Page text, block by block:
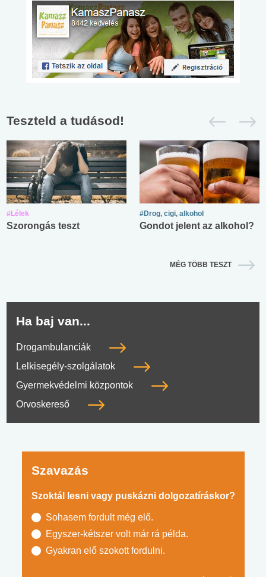
Teszteld a tudásod!
#Lélek
Szorongás teszt
#Drog, cigi, alkohol
Gondot jelent az alkohol?
MÉG TÖBB TESZT
Ha baj van...
Drogambulanciák
Lelkisegély-szolgálatok
Gyermekvédelmi központok
Orvoskereső
Szavazás
Szoktál lesni vagy puskázni dolgozatíráskor?
Sohasem fordult még elő.
Egyszer-kétszer volt már rá példa.
Gyakran elő szokott fordulni.